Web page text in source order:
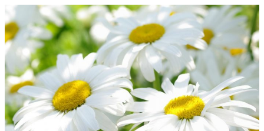
Перейти
к
содержимому